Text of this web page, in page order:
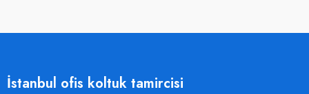
İstanbul ofis koltuk tamircisi